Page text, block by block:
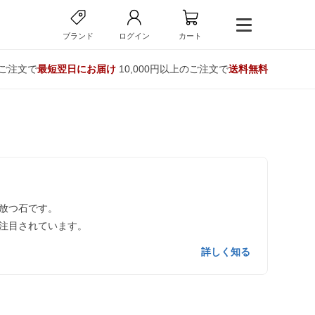
ブランド ログイン カート
注文で最短翌日にお届け10,000円以上のご注文で送料無料
つ石です。
目されています。
詳しく知る